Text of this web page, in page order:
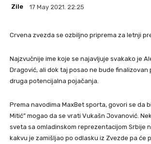
Zile 17 May 2021. 22:25
Crvena zvezda se ozbiljno priprema za letnji
Najzvučnije ime koje se najavljuje svakako je
Dragović, ali dok taj posao ne bude finalizovan
druga potencijalna pojačanja.
Prema navodima MaxBet sporta, govori se da
Mitić” mogao da se vrati Vukašn Jovanović.
sveta sa omladinskom reprezentacijom Srbije
kakvu je zamišljao po odlasku iz Zvezde pa će